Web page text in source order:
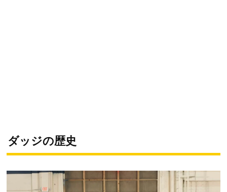
ダッジの歴史